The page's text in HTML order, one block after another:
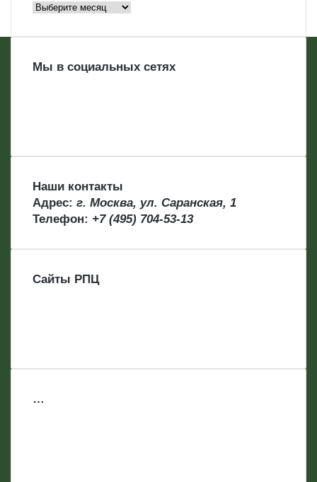
Архивы
Мы в социальных сетях
Наши контакты
Адрес: г. Москва, ул. Саранская, 1
Телефон: +7 (495) 704-53-13
Сайты РПЦ
…